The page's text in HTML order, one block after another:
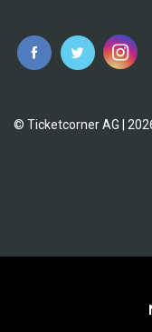
© Ticketcorner AG |